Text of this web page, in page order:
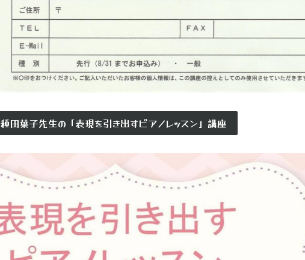
種田葉子先生の「表現を引き出すピアノレッスン」講座